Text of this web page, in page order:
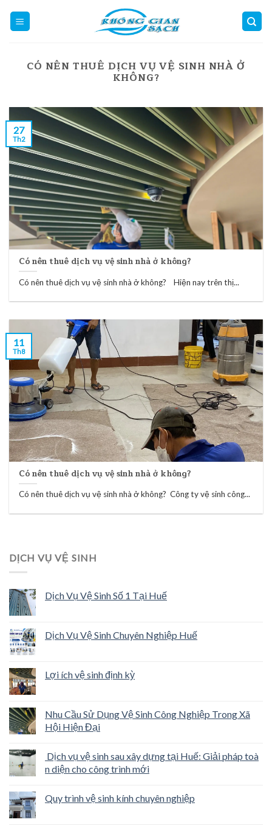
CÓ NÊN THUÊ DỊCH VỤ VỆ SINH NHÀ Ở
KHÔNG?
Có nên thuê dịch vụ vệ sinh nhà ở không?
Có nên thuê dịch vụ vệ sinh nhà ở không? Hiện nay trên thị...
27
Th2
Có nên thuê dịch vụ vệ sinh nhà ở không?
Có nên thuê dịch vụ vệ sinh nhà ở không? Công ty vệ sinh công...
11
Th8
DỊCH VỤ VỆ SINH
Dịch Vụ Vệ Sinh Số 1 Tại Huế
Dịch Vụ Vệ Sinh Chuyên Nghiệp Huế
Lợi ích vệ sinh định kỳ
Nhu Cầu Sử Dụng Vệ Sinh Công Nghiệp Trong Xã
Hội Hiện Đại
Dịch vụ vệ sinh sau xây dựng tại Huế: Giải pháp toà
n diện cho công trình mới
Quy trình vệ sinh kính chuyên nghiệp